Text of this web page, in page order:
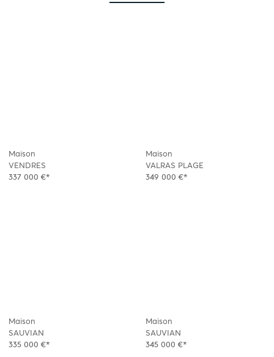
Maison
VENDRES
337 000 €*
Maison
VALRAS PLAGE
349 000 €*
Maison
SAUVIAN
335 000 €*
Maison
SAUVIAN
345 000 €*